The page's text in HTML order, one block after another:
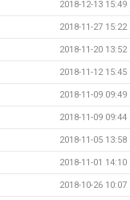
2018-12-13 15:49
2018-11-27 15:22
2018-11-20 13:52
2018-11-12 15:45
2018-11-09 09:49
2018-11-09 09:44
2018-11-05 13:58
2018-11-01 14:10
2018-10-26 10:07